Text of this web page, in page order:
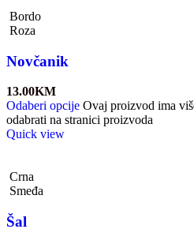
Bordo
Roza
Novčanik
13.00KM
Odaberi opcije Ovaj proizvod ima
odabrati na stranici proizvoda
Quick view
Crna
Smeđa
Šal